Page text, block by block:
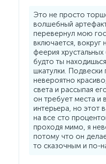
Это не просто
волшебный
перевернул мою
включается, вокруг
феерия
будто ты
шкатулки. Подвески
невероятно
света и рассыпая
он требует места и
интерьера, но этот
на все сто
проходя мимо, я
потому что он
то сказочным и по-